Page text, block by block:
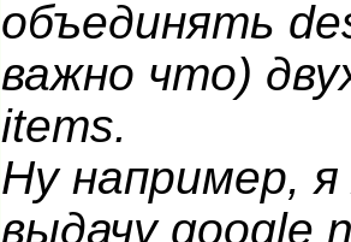
объединять
важно что)
items.
Ну например,
выдачу google